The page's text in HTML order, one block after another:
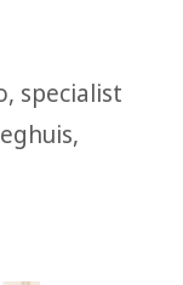
, specialist
,